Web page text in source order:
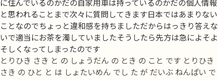
に住んでいるのかだの自家用車は持っているのかだの個人情報
と思われることまで次々に質問してきます日本ではあまりない
ことなのでちょっと違和感を持ちましただからはっきり答えな
いで適当にお茶を濁していましたそうしたら先方は急によそよ
そしくなってしまったのです
とりひき さき と の しょうだん の とき の こと です とりひき
さき の ひと と は しょたいめん でし た が だいぶ ねんぱい で